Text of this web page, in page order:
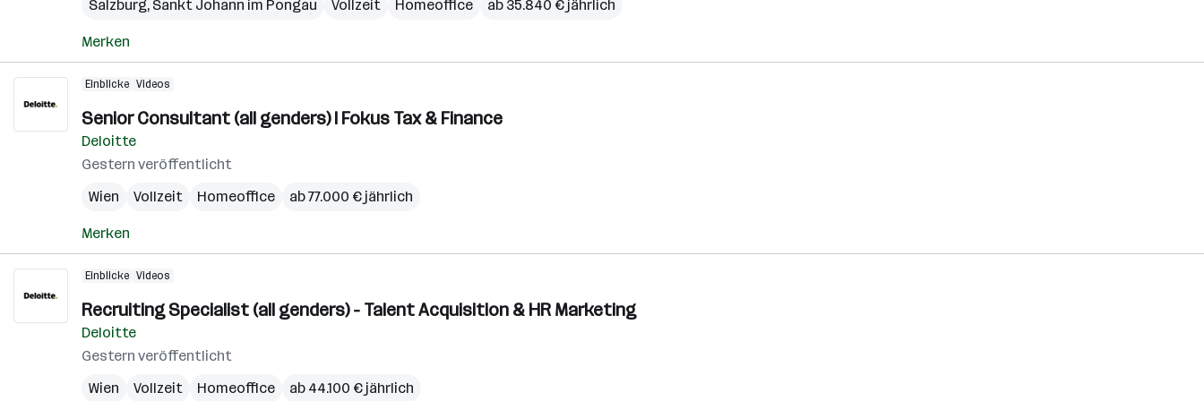
Salzburg, Sankt Johann im Pongau Vollzeit Homeoffice ab 35.840 € jährlich
Merken
Einblicke Videos
Senior Consultant (all genders) I Fokus Tax & Finance
Deloitte
Gestern veröffentlicht
Wien
Vollzeit Homeoffice ab 77.000 € jährlich
Merken
Einblicke Videos
Recruiting Specialist (all genders) - Talent Acquisition & HR Marketing
Deloitte
Gestern veröffentlicht
Wien
Vollzeit Homeoffice ab 44.100 € jährlich